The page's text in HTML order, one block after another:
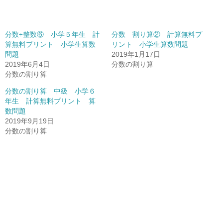
分数÷整数⑥ 小学５年生 計
算無料プリント 小学生算数
問題
2019年6月4日
分数の割り算
分数 割り算② 計算無料プ
リント 小学生算数問題
2019年1月17日
分数の割り算
分数の割り算 中級 小学６
年生 計算無料プリント 算
数問題
2019年9月19日
分数の割り算